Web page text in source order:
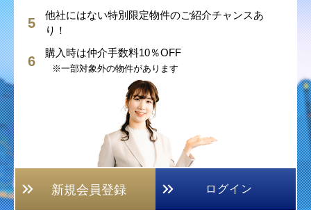
他社にはない特別限定物件のご紹介チャンスあ
り！
購入時は仲介手数料10％OFF
※一部対象外の物件があります
新規会員登録 ログイン